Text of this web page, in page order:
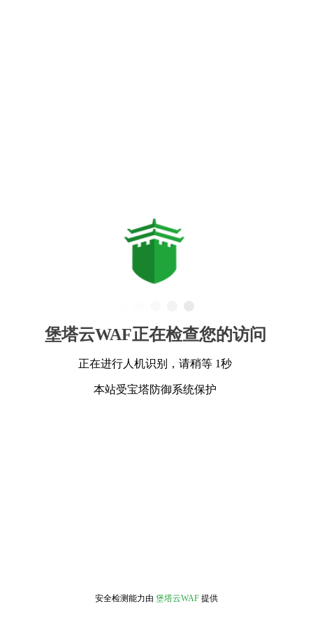
堡塔云WAF正在检查您的访问
正在进行人机识别，请稍等 1秒
本站受宝塔防御系统保护
安全检测能力由 堡塔云WAF 提供